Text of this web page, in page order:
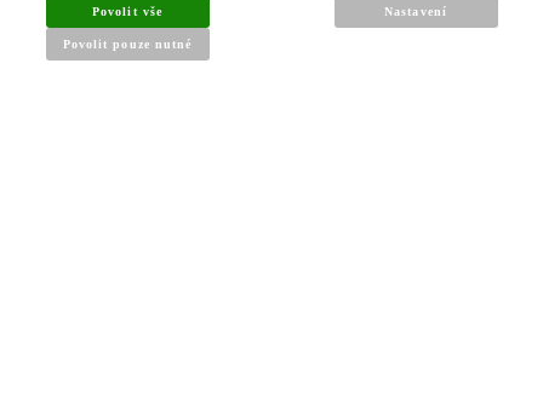
Povolit vše
Povolit pouze nutné
Nastavení